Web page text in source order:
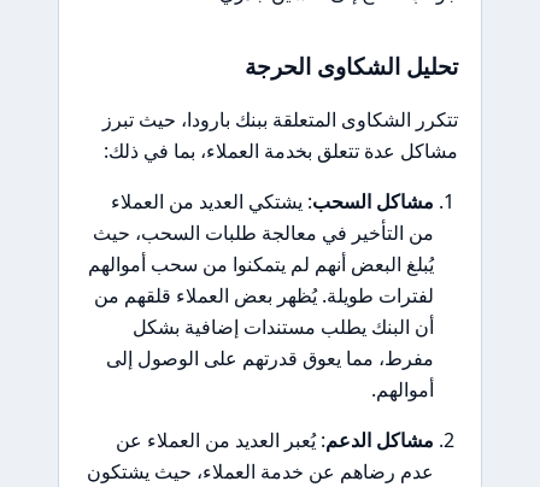
تحليل الشكاوى الحرجة
تتكرر الشكاوى المتعلقة ببنك بارودا، حيث تبرز
مشاكل عدة تتعلق بخدمة العملاء، بما في ذلك:
مشاكل السحب: يشتكي العديد من العملاء
من التأخير في معالجة طلبات السحب، حيث
يُبلغ البعض أنهم لم يتمكنوا من سحب أموالهم
لفترات طويلة. يُظهر بعض العملاء قلقهم من
أن البنك يطلب مستندات إضافية بشكل
مفرط، مما يعوق قدرتهم على الوصول إلى
أموالهم.
مشاكل الدعم: يُعبر العديد من العملاء عن
عدم رضاهم عن خدمة العملاء، حيث يشتكون